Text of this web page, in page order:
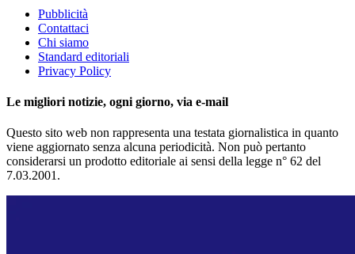
Pubblicità
Contattaci
Chi siamo
Standard editoriali
Privacy Policy
Le migliori notizie, ogni giorno, via e-mail
Questo sito web non rappresenta una testata giornalistica in quanto
viene aggiornato senza alcuna periodicità. Non può pertanto
considerarsi un prodotto editoriale ai sensi della legge n° 62 del
7.03.2001.